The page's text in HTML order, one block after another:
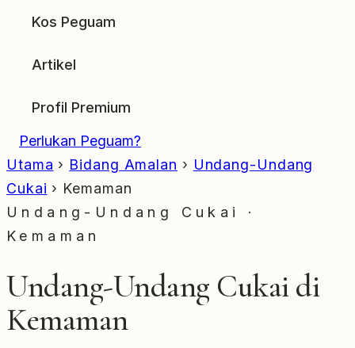
Kos Peguam
Artikel
Profil Premium
Perlukan Peguam?
Utama › Bidang Amalan › Undang-Undang
Cukai › Kemaman
Undang-Undang Cukai ·
Kemaman
Undang-Undang Cukai di
Kemaman